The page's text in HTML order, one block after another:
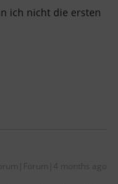
ich nicht die ersten
months ago